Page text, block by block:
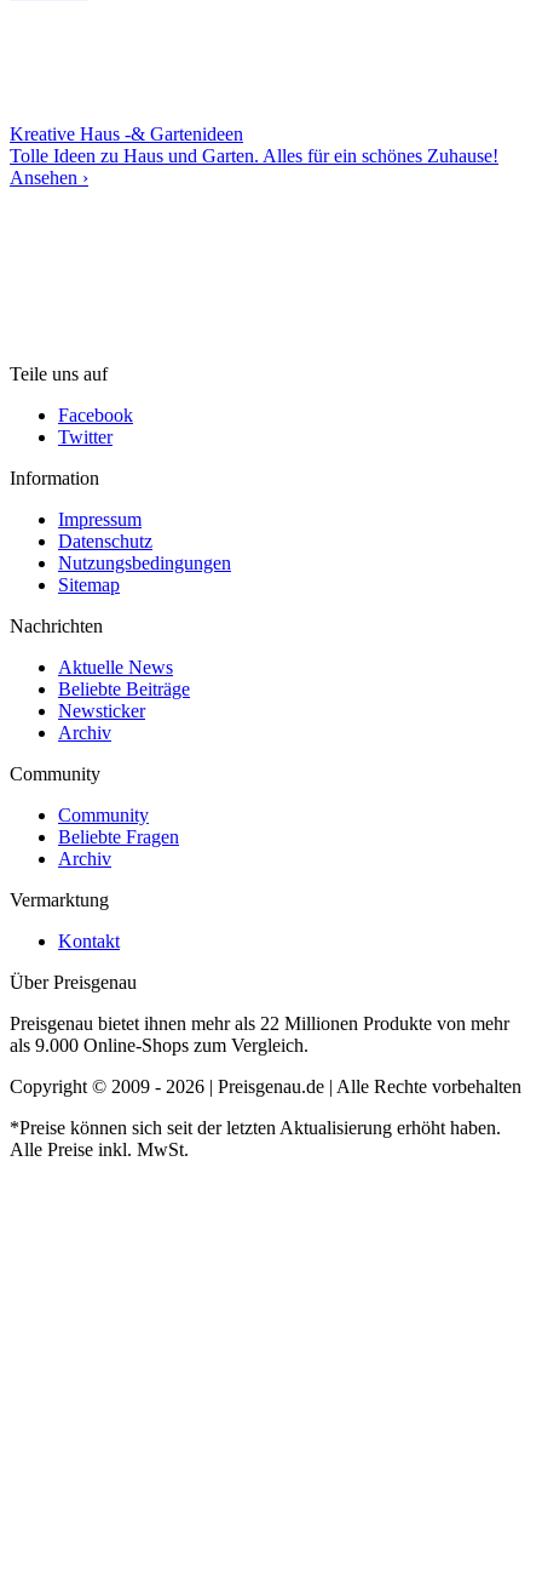
Kreative Haus -& Gartenideen
Tolle Ideen zu Haus und Garten. Alles für ein schönes Zuhause!
Ansehen ›
Teile uns auf
Facebook
Twitter
Information
Impressum
Datenschutz
Nutzungsbedingungen
Sitemap
Nachrichten
Aktuelle News
Beliebte Beiträge
Newsticker
Archiv
Community
Community
Beliebte Fragen
Archiv
Vermarktung
Kontakt
Über Preisgenau
Preisgenau bietet ihnen mehr als 22 Millionen Produkte von mehr
als 9.000 Online-Shops zum Vergleich.
Copyright © 2009 - 2026 | Preisgenau.de | Alle Rechte vorbehalten
*Preise können sich seit der letzten Aktualisierung erhöht haben.
Alle Preise inkl. MwSt.